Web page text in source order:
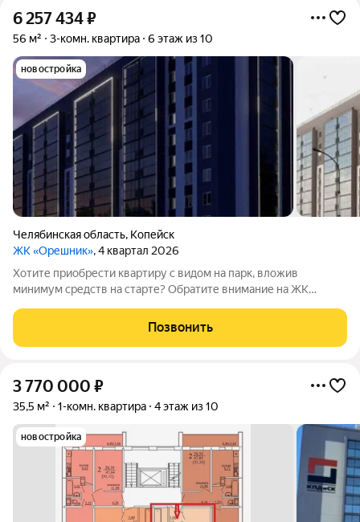
6 257 434₽
56 м² 3-комн. квартира 6 этаж из 10
новостройка
Челябинская область, Копейск
ЖК «Орешник», 4 квартал 2026
Хотите приобрести квартиру с видом на парк, вложив
минимум средств на старте? Обратите внимание на ЖК
отсюда удобно выезжать в Челябинск, а поблизости есть всё,
что нужно для комфортной жизни:
Позвонить
3 770 000 ₽
35,5 м² 1-комн. квартира 4 этаж из 10
новостройка